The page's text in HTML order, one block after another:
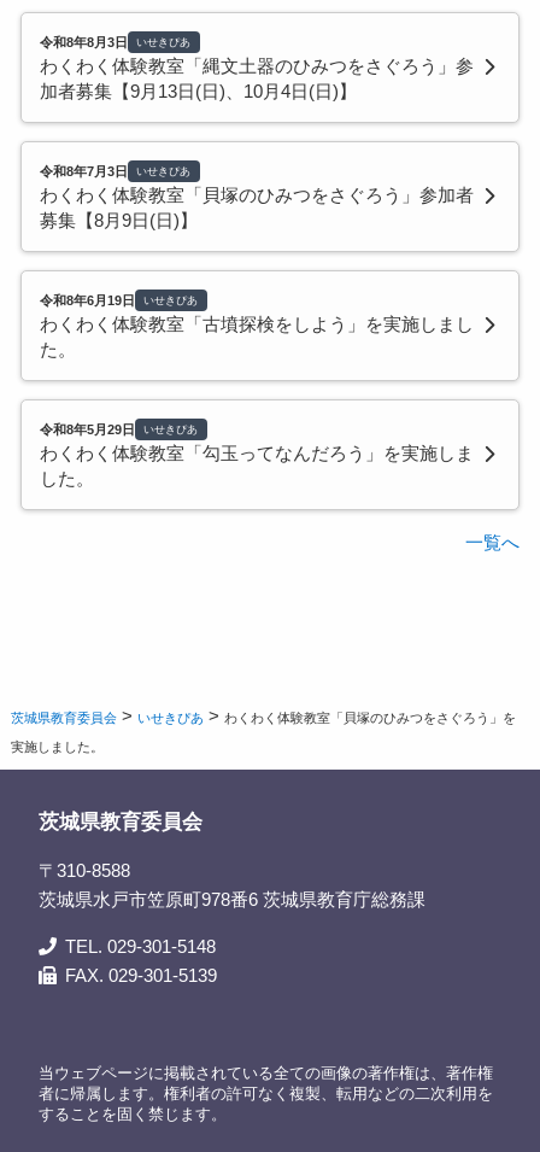
令和8年8月3日 いせきぴあ
わくわく体験教室「縄文土器のひみつをさぐろう」参
加者募集【9月13日(日)、10月4日(日)】
令和8年7月3日 いせきぴあ
わくわく体験教室「貝塚のひみつをさぐろう」参加者
募集【8月9日(日)】
令和8年6月19日 いせきぴあ
わくわく体験教室「古墳探検をしよう」を実施しまし
た。
令和8年5月29日 いせきぴあ
わくわく体験教室「勾玉ってなんだろう」を実施しま
した。
一覧へ
茨城県教育委員会 > いせきぴあ > わくわく体験教室「貝塚のひみつをさぐろう」を
実施しました。
茨城県教育委員会
〒310-8588
茨城県水戸市笠原町978番6 茨城県教育庁総務課
TEL. 029-301-5148
FAX. 029-301-5139
当ウェブページに掲載されている全ての画像の著作権は、著作権
者に帰属します。権利者の許可なく複製、転用などの二次利用を
することを固く禁じます。